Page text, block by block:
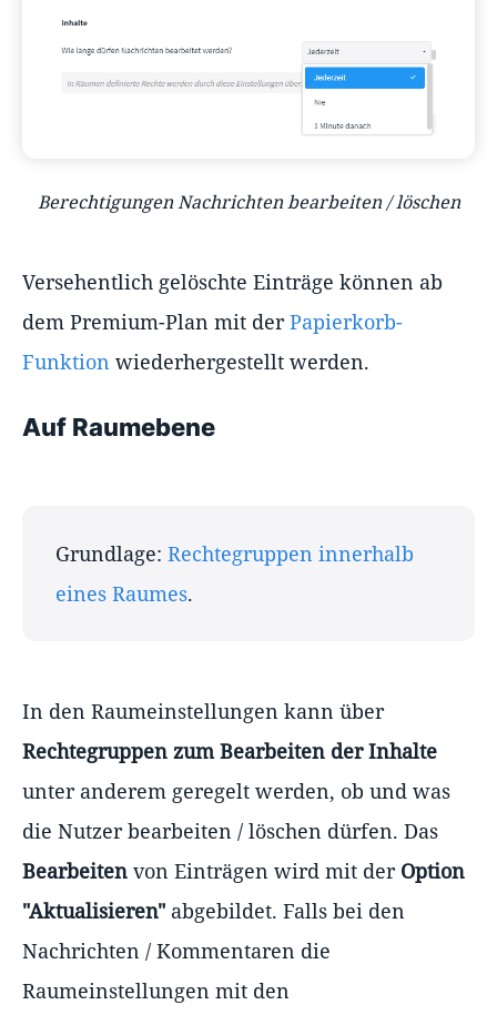
Berechtigungen Nachrichten bearbeiten / löschen
Versehentlich gelöschte Einträge können ab
dem Premium-Plan mit derPapierkorb-
Funktion wiederhergestellt werden.
Auf Raumebene
Grundlage: Rechtegruppen innerhalb
eines Raumes.
In den Raumeinstellungen kann über
Rechtegruppen zum Bearbeiten der Inhalte
unter anderem geregelt werden, ob und was
die Nutzer bearbeiten / löschen dürfen. Das
Bearbeiten von Einträgen wird mit der Option
"Aktualisieren" abgebildet. Falls bei den
Nachrichten / Kommentaren die
Raumeinstellungen mit den